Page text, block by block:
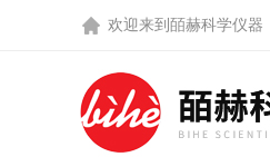
欢迎来到 皕赫科学仪器